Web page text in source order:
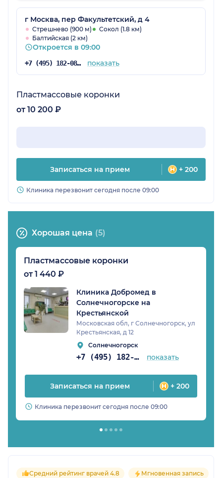
реабилетаций, колени дрожали и идти
боялась. Понимала , что нужно. Но было
невыносимо снова это пережить. Приятный,
уверенный в себе и в то же время
спокойный доктор вселил в меня надежду на
лучший исход, и я не ошиблась!!!!!Супер!!!
г Москва, пер Факультетский, д 4
Стрешнево (900 м)
Сокол (1.8 км)
Балтийская (2 км)
Откроется в 09:00
+7 (495) 182-08-75 показать
Пластмассовые коронки
от 10 200 ₽
Записаться на прием + 200
Клиника перезвонит сегодня после 09:00
Хорошая цена (5)
Пластмассовые коронки
от 1 440 ₽
Клиника Добромед в
Солнечногорске на
Крестьянской
Московская обл, г Солнечногорск, ул
Крестьянская, д 12
Солнечногорск
+7 (495) 182-05-51 показать
Записаться на прием + 200
Клиника перезвонит сегодня после 09:00
Средний рейтинг врачей 4.8 Мгновенная запись